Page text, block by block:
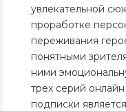
увлекательной
проработке
переживания
понятными
ними
трех серий
подписки